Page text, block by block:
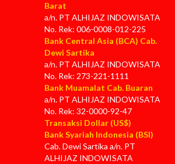
Barat
a/n. PT ALHIJAZ INDOWISATA
No. Rek: 006-0008-012-225
Bank Central Asia (BCA) Cab.
Dewi Sartika
a/n. PT ALHIJAZ INDOWISATA
No. Rek: 273-221-1111
Bank Muamalat Cab. Buaran
a/n. PT ALHIJAZ INDOWISATA
No. Rek: 32-0000-92-47
Transaksi Dollar (US$)
Bank Syariah Indonesia (BSI)
Cab. Dewi Sartika a/n. PT
ALHIJAZ INDOWISATA